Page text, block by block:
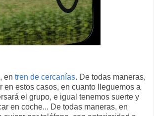
en tren de cercanías. De todas maneras,
en estos casos, en cuanto lleguemos a
el grupo, e igual tenemos suerte y
en coche... De todas maneras, en